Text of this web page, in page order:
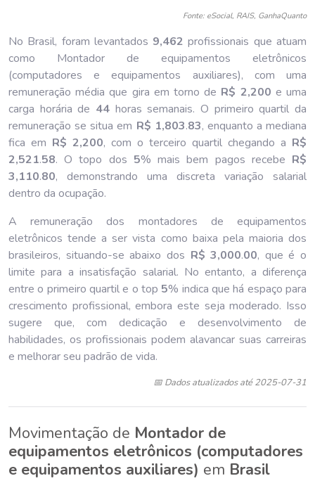
Fonte: eSocial, RAIS, GanhaQuanto
No Brasil, foram levantados 9,462 profissionais que atuam
como Montador de equipamentos eletrônicos
(computadores e equipamentos auxiliares), com uma
remuneração média que gira em torno de R$ 2,200 e uma
carga horária de 44 horas semanais. O primeiro quartil da
remuneração se situa em R$ 1,803.83, enquanto a mediana
fica em R$ 2,200, com o terceiro quartil chegando a R$
2,521.58. O topo dos 5% mais bem pagos recebe R$
3,110.80, demonstrando uma discreta variação salarial
dentro da ocupação.
A remuneração dos montadores de equipamentos
eletrônicos tende a ser vista como baixa pela maioria dos
brasileiros, situando-se abaixo dos R$ 3,000.00, que é o
limite para a insatisfação salarial. No entanto, a diferença
entre o primeiro quartil e o top 5% indica que há espaço para
crescimento profissional, embora este seja moderado. Isso
sugere que, com dedicação e desenvolvimento de
habilidades, os profissionais podem alavancar suas carreiras
e melhorar seu padrão de vida.
📅 Dados atualizados até 2025-07-31
Movimentação de Montador de
equipamentos eletrônicos (computadores
e equipamentos auxiliares) em Brasil